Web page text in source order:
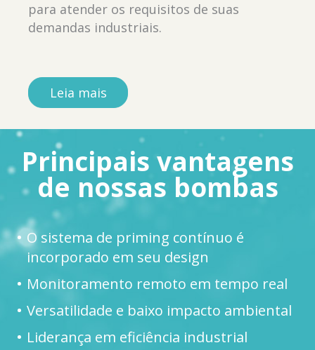
para atender os requisitos de suas
demandas industriais.
Leia mais
Principais vantagens
de nossas bombas
O sistema de priming contínuo é
incorporado em seu design
Monitoramento remoto em tempo real
Versatilidade e baixo impacto ambiental
Liderança em eficiência industrial